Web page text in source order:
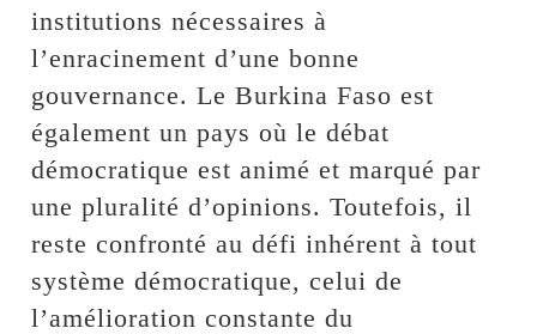
institutions nécessaires à
l’enracinement d’une bonne
gouvernance. Le Burkina Faso est
également un pays où le débat
démocratique est animé et marqué par
une pluralité d’opinions. Toutefois, il
reste confronté au défi inhérent à tout
système démocratique, celui de
l’amélioration constante du